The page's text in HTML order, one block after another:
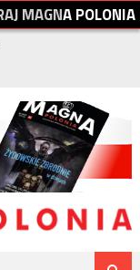
AJMAGNAPOLONIA